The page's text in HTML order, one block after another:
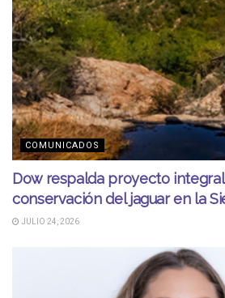
COMUNICADOS
Dow respalda proyecto
conservación del jaguar en la
JULIO 24, 2026